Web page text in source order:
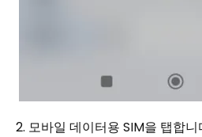
2. 모바일 데이터용 SIM을 탭합